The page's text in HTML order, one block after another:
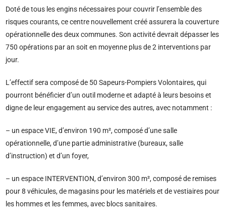
Doté de tous les engins nécessaires pour couvrir l’ensemble des
risques courants, ce centre nouvellement créé assurera la couverture
opérationnelle des deux communes. Son activité devrait dépasser les
750 opérations par an soit en moyenne plus de 2 interventions par
jour.
L’effectif sera composé de 50 Sapeurs-Pompiers Volontaires, qui
pourront bénéficier d’un outil moderne et adapté à leurs besoins et
digne de leur engagement au service des autres, avec notamment :
– un espace VIE, d’environ 190 m², composé d’une salle
opérationnelle, d’une partie administrative (bureaux, salle
d’instruction) et d’un foyer,
– un espace INTERVENTION, d’environ 300 m², composé de remises
pour 8 véhicules, de magasins pour les matériels et de vestiaires pour
les hommes et les femmes, avec blocs sanitaires.